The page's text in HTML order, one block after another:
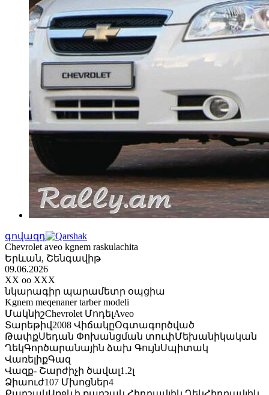
գովազդ
Chevrolet aveo kgnem raskulachita
Երևան, Շենգավիթ
09.06.2026
XX oo XXX
նկարագիր պարամետր օպցիա
Kgnem meqenaner tarber modeli
ՄակնիշChevrolet ՄոդելAveo
Տարեթիվ2008 ՎիճակըՕգտագործված
ԹափքՍեդան Փոխանցման տուփՄեխանիկական
ՂեկԳործարանային ձախ ԳույնՍպիտակ
ՎառելիքԳազ
Վազք- Շարժիչի ծավալ1.2լ
Ձիաուժ107 Մխոցներ4